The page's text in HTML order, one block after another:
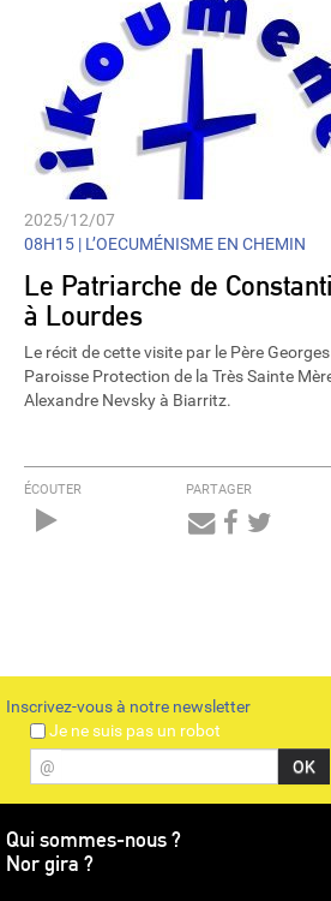
2025/12/07
08H15 | L’OECUMÉNISME EN CHEMIN
Le Patriarche de
à Lourdes
Le récit de cette visite par le Père
Paroisse Protection de la Très Sainte
Alexandre Nevsky à Biarritz.
ÉCOUTER PARTAGER
Inscrivez-vous à notre newsletter
Je ne suis pas un robot
@
Qui sommes-nous ?
Nor gira ?